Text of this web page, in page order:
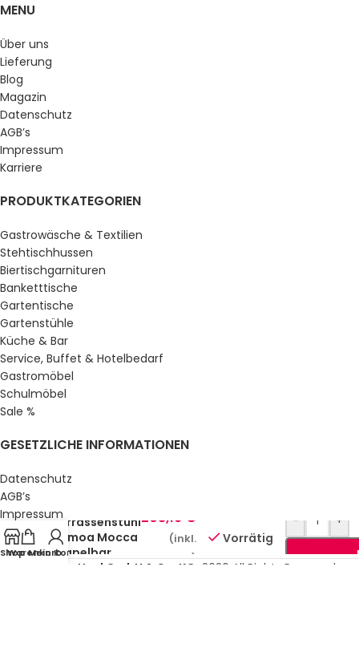
MENU
Über uns
Lieferung
Blog
Magazin
Datenschutz
AGB’s
Impressum
Karriere
PRODUKTKATEGORIEN
Gastrowäsche & Textilien
Stehtischhussen
Biertischgarnituren
Banketttische
Gartentische
Gartenstühle
Küche & Bar
Service, Buffet & Hotelbedarf
Gastromöbel
Schulmöbel
Sale %
GESETZLICHE INFORMATIONEN
Datenschutz
AGB’s
Impressum
Sitemap
Über uns
© Gastro Uzal GmbH & Co. KG. 2026 All Rights Reserved.
Shop
Warenkorb
Mein Konto
Terrassenstuhl
Samoa Mocca
stapelbar
208,19 €
(inkl.
MwSt.)
Vorrätig
- +